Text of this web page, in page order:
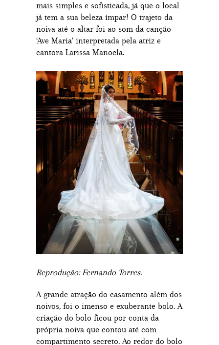
mais simples e sofisticada, já que o local
já tem a sua beleza ímpar! O trajeto da
noiva até o altar foi ao som da canção
‘Ave Maria’ interpretada pela atriz e
cantora Larissa Manoela.
Reprodução: Fernando Torres.
A grande atração do casamento além dos
noivos, foi o imenso e exuberante bolo. A
criação do bolo ficou por conta da
própria noiva que contou até com
compartimento secreto. Ao redor do bolo